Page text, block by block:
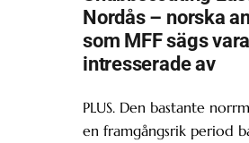
Nordås – norska
som MFF sägs vara
intresserade av
PLUS. Den bastante
en framgångsrik period